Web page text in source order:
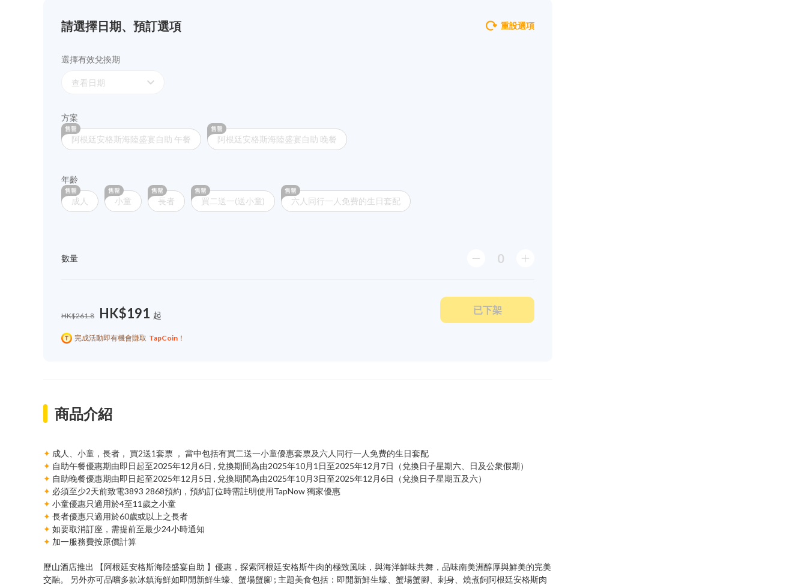
請選擇日期、預訂選項 重設選項
選擇有效兌換期
查看日期 expand_more
方案
阿根廷安格斯海陸盛宴自助 午餐 阿根廷安格斯海陸盛宴自助 晚餐
年齡
成人 小童 長者 買二送一(送小童) 六人同行一人免费的生日套配
數量 0
HK$261.8 HK$191 起 已下架
完成活動即有機會賺取 TapCoin ！
商品介紹
✦ 成人、小童，長者， 買2送1套票 ， 當中包括有買二送一小童優惠套票及六人同行一人免费的生日套配
✦ 自助午餐優惠期由即日起至2025年12月6日 , 兌換期間為由2025年10月1日至2025年12月7日（兌換日子星期六、日及公衆假期）
✦ 自助晚餐優惠期由即日起至2025年12月5日 , 兌換期間為由2025年10月3日至2025年12月6日（兌換日子星期五及六）
✦ 必須至少2天前致電3893 2868預約，預約訂位時需註明使用TapNow 獨家優惠
✦ 小童優惠只適用於4至11歲之小童
✦ 長者優惠只適用於60歲或以上之長者
✦ 如要取消訂座，需提前至最少24小時通知
✦ 加一服務費按原價計算
歷山酒店推出 【阿根廷安格斯海陸盛宴自助 】優惠，探索阿根廷安格斯牛肉的極致風味，與海洋鮮味共舞，品味南美洲醇厚與鮮美的完美
交融。 另外亦可品嚐多款冰鎮海鮮如即開新鮮生蠔、蟹場蟹腳 ; 主題美食包括：即開新鮮生蠔、蟹場蟹腳、刺身、燒煮飼阿根廷安格斯肉